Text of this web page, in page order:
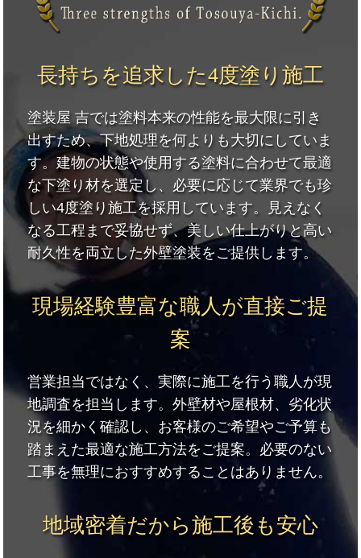
長持ちを追求した4度塗り施工
塗装屋 吉では塗料本来の性能を最大限に引き
出すため、下地処理を何よりも大切にしていま
す。建物の状態や使用する塗料に合わせて最適
な下塗り材を選定し、必要に応じて業界でも珍
しい4度塗り施工を採用しています。見えなく
なる工程まで妥協せず、美しい仕上がりと高い
耐久性を両立した外壁塗装をご提供します。
現場経験豊富な職人が直接ご提
案
営業担当ではなく、実際に施工を行う職人が現
地調査を担当します。外壁材や屋根材、劣化状
況を細かく確認し、お客様のご希望やご予算も
踏まえた最適な施工方法をご提案。必要のない
工事を無理におすすめすることはありません。
地域密着だから施工後も安心